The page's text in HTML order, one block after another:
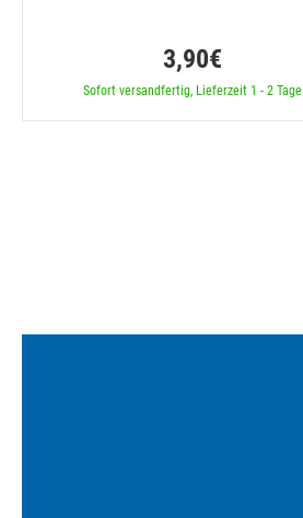
3,90€
Sofort versandfertig, Lieferzeit 1 - 2 Tage